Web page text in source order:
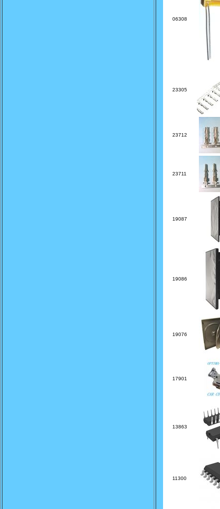
06308
23305
23712
23711
19087
19086
19076
17901
13863
11300